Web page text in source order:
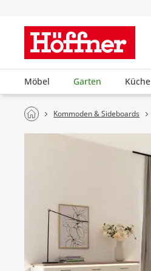
Möbel Garten Küche
Kommoden & Sideboards